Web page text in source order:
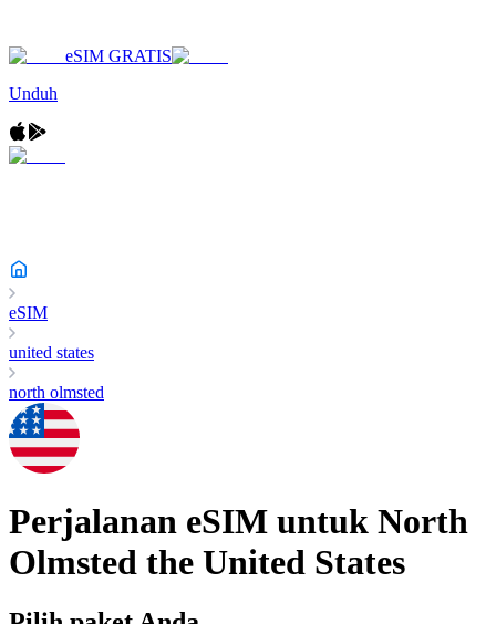
eSIM GRATIS
Unduh
eSIM
united states
north olmsted
Perjalanan eSIM untuk North
Olmsted the United States